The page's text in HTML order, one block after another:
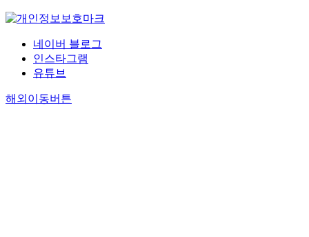
네이버 블로그
인스타그램
유튜브
해외이동버튼